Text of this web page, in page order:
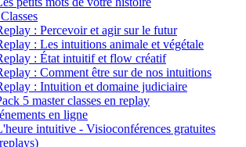
: Percevoir et agir sur le futur
: Les intuitions animale et végétale
: État intuitif et flow créatif
: Comment être sur de nos intuitions
: Intuition et domaine judiciaire
5 master classes en replay
en ligne
intuitive - Visioconférences gratuites